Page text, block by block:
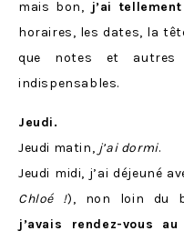
mais bon, j’ai
horaires, les dates, la
que notes et autres
indispensables.
Jeudi.
Jeudi matin, j’ai dormi.
Jeudi midi, j’ai déjeuné
Chloé !), non loin du
j’avais rendez-vous